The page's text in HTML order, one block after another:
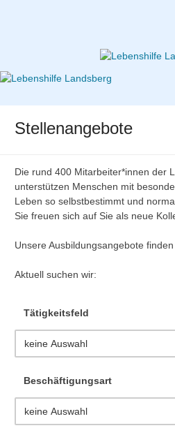
Lebenshilfe
Stellenangebote
Die rund 400 Mitarbeiter*innen der
unterstützen Menschen mit
Leben so selbstbestimmt und
Sie freuen sich auf Sie als neue
Unsere Ausbildungsangebote finden
Aktuell suchen wir:
Tätigkeitsfeld
Beschäftigungsart